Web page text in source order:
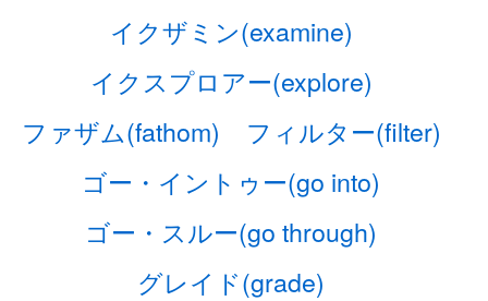
イクザミン(examine)
イクスプロアー(explore)
ファザム(fathom)
フィルター(filter)
ゴー・イントゥー(go into)
ゴー・スルー(go through)
グレイド(grade)